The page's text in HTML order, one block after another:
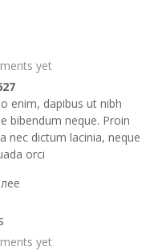
yet
enim, dapibus ut nibh
bibendum neque. Proin
nec dictum lacinia, neque
orci
yet